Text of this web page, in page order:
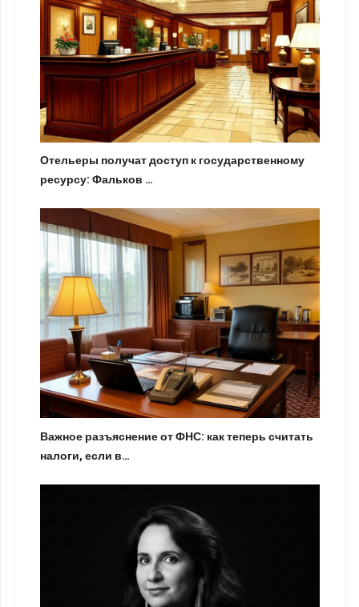
Отельеры получат доступ к государственному
ресурсу: Фальков …
Важное разъяснение от ФНС: как теперь считать
налоги, если в…